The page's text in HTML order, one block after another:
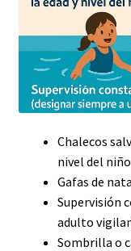
Chalecos
nivel del niño
Gafas de
Supervisión
adulto
Sombrilla o